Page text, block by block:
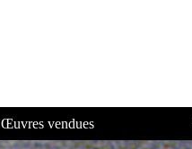
Œuvres vendues